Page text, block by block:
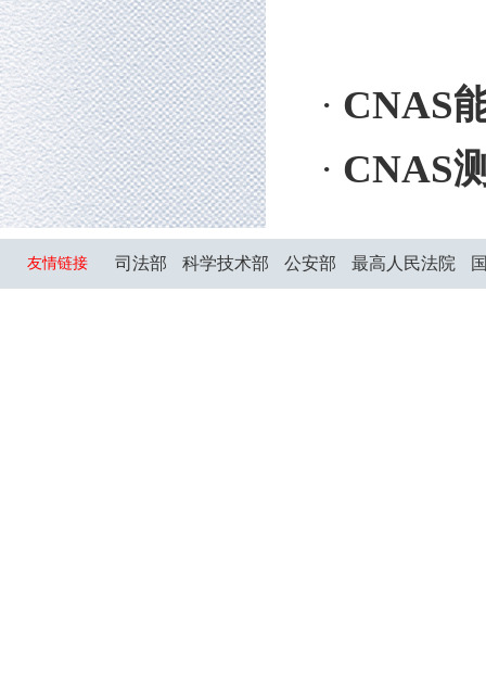
· CNAS
· CNAS
友情链接 司法部 科学技术部 公安部 最高人民法院